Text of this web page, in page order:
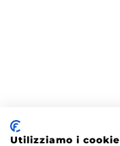
Utilizziamo i cookie